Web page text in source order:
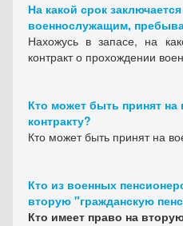
На какой срок
военнослужащим,
Нахожусь в запасе, на
контракт о прохождении
Кто может быть принят
контракту?
Кто может быть принят на
Кто из военных
вторую "гражданскую
Кто имеет право на